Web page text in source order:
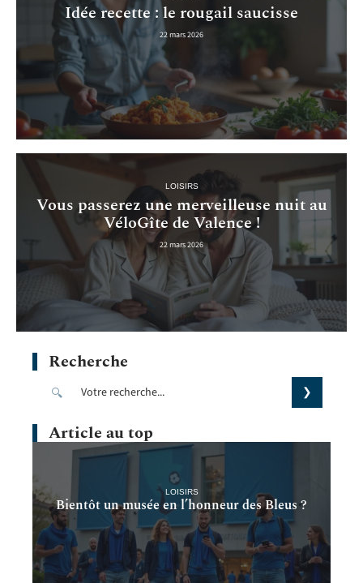
Idée recette : le rougail saucisse
22 mars 2026
LOISIRS
Vous passerez une merveilleuse nuit au
VéloGîte de Valence !
22 mars 2026
Recherche
Article au top
LOISIRS
Bientôt un musée en l’honneur des Bleus ?